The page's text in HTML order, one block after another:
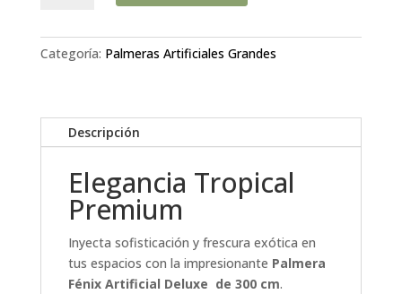
300cm
Categoría: Palmeras Artificiales Grandes
Descripción
Elegancia Tropical
Premium
Inyecta sofisticación y frescura exótica en
tus espacios con la impresionante Palmera
Fénix Artificial Deluxe de 300 cm.